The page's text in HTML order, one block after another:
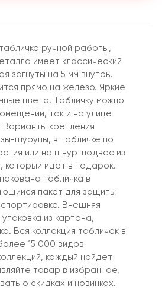
ручной работы,
имеет классический
загнуты на 5 мм внутрь.
прямо на железо. Яркие
цвета. Табличку можно
так и на улице
Варианты крепления
шурупы, в табличке по
или на шнур-подвес из
который идёт в подарок.
табличка в
пакет для защиты
Внешняя
из картона,
Вся коллекция табличек в
15 000 видов
каждый найдет
товар в избранное,
о скидках и новинках.